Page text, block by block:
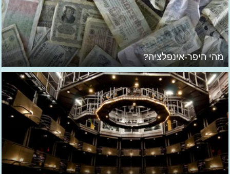
מהי היפר-אינפלציה?